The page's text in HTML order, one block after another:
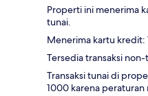
Properti ini menerima
tunai.
Menerima kartu kredit:
Tersedia transaksi non-
Transaksi tunai di
1000 karena peraturan